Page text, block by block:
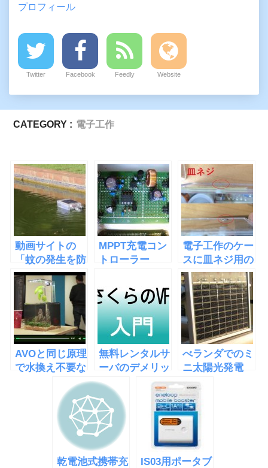
プロフィール
Twitter Facebook Feedly Website
CATEGORY : 電子工作
動画サイトの
「蚊の発生を防
ぐ装置」の回路
を分析してみた
MPPT充電コン
トローラー
電子工作のケー
スに皿ネジ用の
ザグリ穴を開け
る方法
AVOと同じ原理
で水換え不要な
「EcoQube
無料レンタルサ
ーバのデメリッ
ト
べランダでのミ
ニ太陽光発電
乾電池式携帯充
IS03用ポータブ